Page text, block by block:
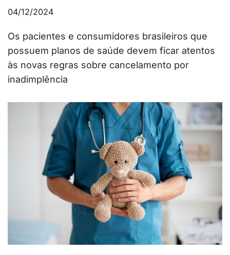
04/12/2024
Os pacientes e consumidores brasileiros que
possuem planos de saúde devem ficar atentos
às novas regras sobre cancelamento por
inadimplência